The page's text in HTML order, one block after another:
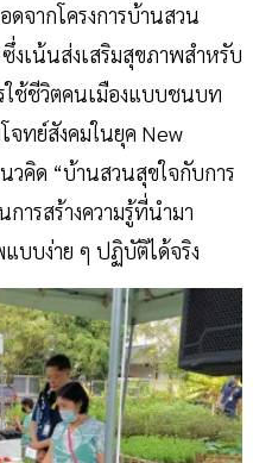
ดจากโครงการบ้านสวน
งเน้นส่งเสริมสุขภาพสำหรับ
ใช้ชีวิตคนเมืองแบบชนบท
จทย์สังคมในยุค New
คิด “บ้านสวนสุขใจกับการ
การสร้างความรู้ที่นำมา
บบง่าย ๆ ปฏิบัติได้จริง